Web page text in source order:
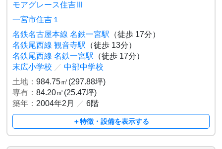
モアグレース住吉Ⅲ
一宮市住吉１
名鉄名古屋本線 名鉄一宮駅 （徒歩 17分）
名鉄尾西線 観音寺駅 （徒歩 13分）
名鉄尾西線 名鉄一宮駅 （徒歩 17分）
末広小学校 ／ 中部中学校
土地：984.75㎡(297.88坪)
専有：84.20㎡(25.47坪)
築年： 2004年2月 ／ 6階
＋特徴・設備を表示する